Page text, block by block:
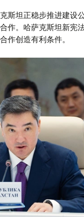
斯坦正稳步推进建设
作。哈萨克斯坦新宪
作创造有利条件。